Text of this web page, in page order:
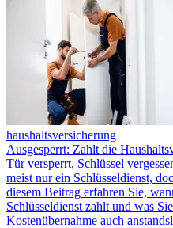
haushaltsversicherung
Ausgesperrt: Zahlt die
Tür versperrt, Schlüssel
meist nur ein Schlüsseldienst,
diesem Beitrag erfahren Sie,
Schlüsseldienst zahlt und was
Kostenübernahme auch